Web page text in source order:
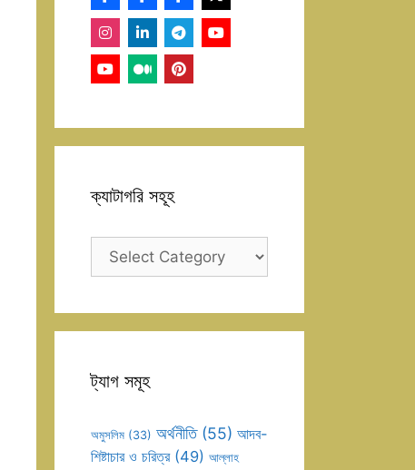
ক্যাটাগরি সহূহ
ক্যাটাগরি
ট্যাগ সমূহ
অমুসলিম (33) অর্থনীতি(55) আদব-
শিষ্টাচার ও চরিত্র(49) আল্লাহ